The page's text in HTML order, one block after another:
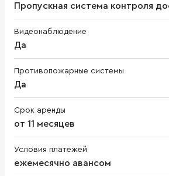
Пропускная система контроля
Видеонаблюдение
Да
Противопожарные системы
Да
Срок аренды
от 11 месяцев
Условия платежей
ежемесячно авансом